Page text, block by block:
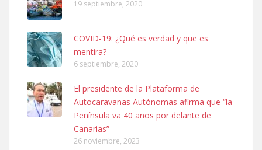
SHIBA PERDIDO AVDA JOSE MESA Y LOPEZ
PERRO MACHO RAZA SHIBA CON MICROCHIP PERDIDO HOY
06/07/2025 ZONA MESA Y LOPEZ. ES MUY ASUSTADIZO
Leales.org » Gran Canaria
6.7.2025
19 septiembre, 2020
COVID-19: ¿Qué es verdad y que es
mentira?
6 septiembre, 2020
El presidente de la Plataforma de
Autocaravanas Autónomas afirma que “la
Península va 40 años por delante de
Canarias”
26 noviembre, 2023